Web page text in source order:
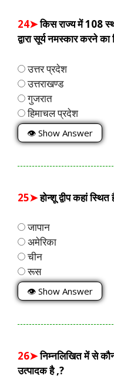
24➤किस राज्य में 108
द्वारा सूर्य नमस्कार करने का
उत्तर प्रदेश
उत्तराखण्ड
गुजरात
हिमाचल प्रदेश
👁 Show Answer
25➤होन्शू द्वीप कहां स्थित
जापान
अमेरिका
चीन
रूस
👁 Show Answer
26➤निम्नलिखित में से
उत्पादक है ,?